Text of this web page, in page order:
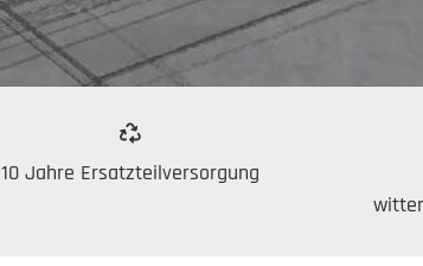
10 Jahre Ersatzteilversorgung